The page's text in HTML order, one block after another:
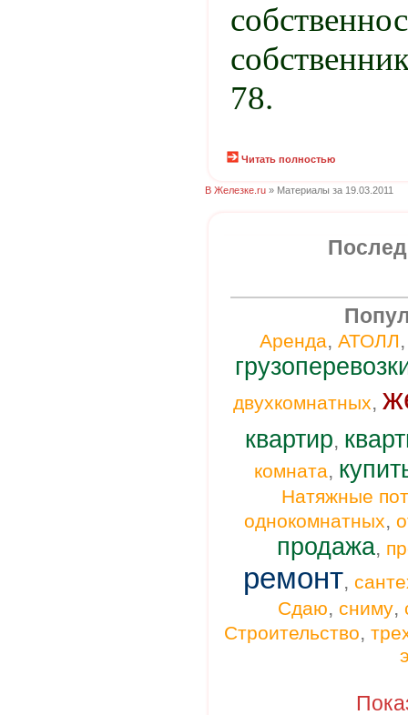
78.
Читать полностью
В Железке.ru » Материалы за 19.03.2011
Аренда, АТОЛЛ
двухкомнатных,
квартир,
комната,
Натяжные
однокомнатных,
продажа,
ремонт,
Сдаю, сниму,
Строительство,